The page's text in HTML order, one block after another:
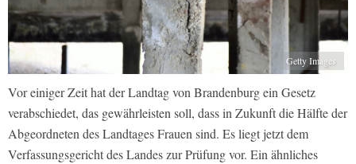
Getty Images
Vor einiger Zeit hat der Landtag von Brandenburg ein Gesetz
verabschiedet, das gewährleisten soll, dass in Zukunft die Hälfte der
Abgeordneten des Landtages Frauen sind. Es liegt jetzt dem
Verfassungsgericht des Landes zur Prüfung vor. Ein ähnliches